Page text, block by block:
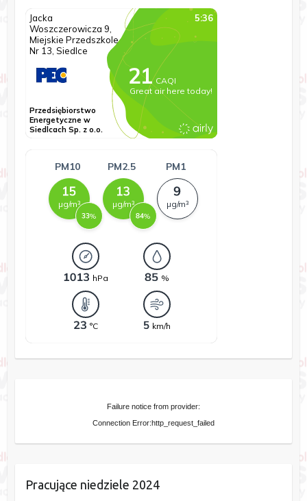
Failure notice from provider:
Connection Error:http_request_failed
Pracujące niedziele 2024